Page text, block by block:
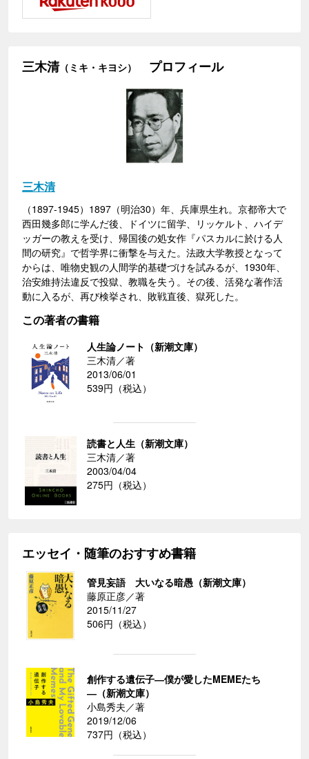
三木清（ミキ・キヨシ） プロフィール
三木清
（1897-1945）1897（明治30）年、兵庫県生れ。京都帝大で
西田幾多郎に学んだ後、ドイツに留学、リッケルト、ハイデ
ッガーの教えを受け、帰国後の処女作『パスカルに於ける人
間の研究』で哲学界に衝撃を与えた。法政大学教授となって
からは、唯物史観の人間学的基礎づけを試みるが、1930年、
治安維持法違反で投獄、教職を失う。その後、活発な著作活
動に入るが、再び検挙され、敗戦直後、獄死した。
この著者の書籍
人生論ノート（新潮文庫）
三木清／著
2013/06/01
539円（税込）
読書と人生（新潮文庫）
三木清／著
2003/04/04
275円（税込）
エッセイ・随筆のおすすめ書籍
管見妄語 大いなる暗愚（新潮文庫）
藤原正彦／著
2015/11/27
506円（税込）
創作する遺伝子―僕が愛したMEMEたち
―（新潮文庫）
小島秀夫／著
2019/12/06
737円（税込）